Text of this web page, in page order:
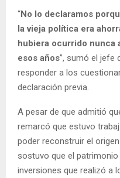
“No lo declaramos
la vieja política era
hubiera ocurrido nunca
esos años”, sumó el jefe
responder a los
declaración previa.
A pesar de que admitió
remarcó que estuvo
poder reconstruir el
sostuvo que el
inversiones que realizó a